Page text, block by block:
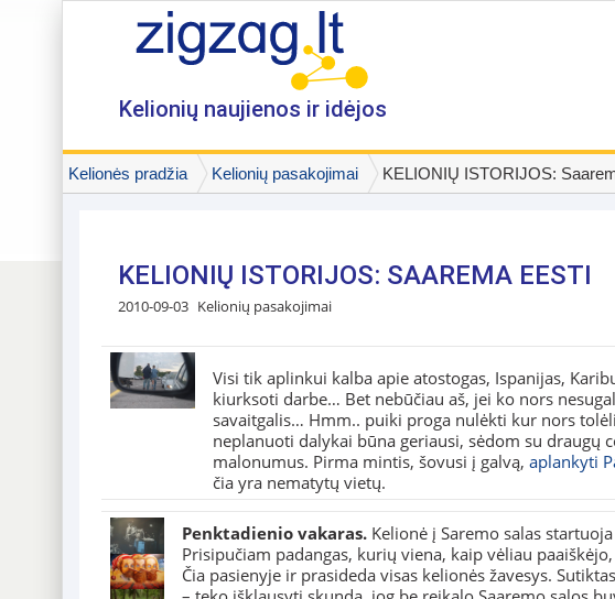
Kelionių naujienos ir idėjos
Kelionės pradžia Kelionių pasakojimai KELIONIŲ ISTORIJOS:
KELIONIŲ ISTORIJOS: SAAREMA EESTI
2010-09-03 Kelionių pasakojimai
Visi tik aplinkui kalba apie atostogas, Ispanijas,
kiurksoti darbe… Bet nebūčiau aš, jei ko nors
savaitgalis… Hmm.. puiki proga nulėkti kur nors
neplanuoti dalykai būna geriausi, sėdom su draugų
malonumus. Pirma mintis, šovusi į galvą, aplankyti
čia yra nematytų vietų.
Penktadienio vakaras. Kelionė į Saremo salas
Prisipučiam padangas, kurių viena, kaip vėliau
Čia pasienyje ir prasideda visas kelionės žavesys.